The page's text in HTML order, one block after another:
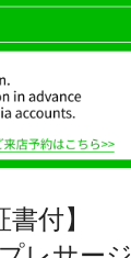
付】